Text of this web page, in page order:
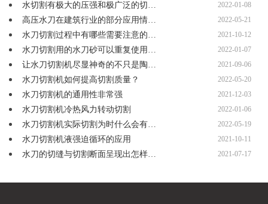
水切割有极大的压强和极广泛的切… 2022-01-08
高压水刀在建筑行业的部分应用情… 2022-05-21
水刀切割过程中有哪些需要注意的… 2021-10-12
水刀切割用的水刀砂可以重复使用… 2022-01-07
让水刀切割机尽显神奇的不只是陶… 2021-09-06
水刀切割机如何提高切割质量？ 2022-05-20
水刀切割机的通用性非常强 2021-12-03
水刀切割机冷热风力转动切割 2022-01-06
水刀切割机实际切割为时什么会有… 2022-05-19
水刀切割机液强迫循环的应用 2021-10-11
水刀的切缝与切割断面呈现出怎样… 2021-07-17